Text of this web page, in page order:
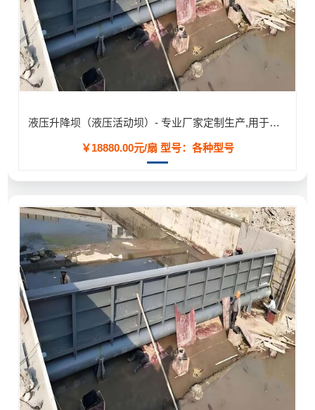
液压升降坝（液压活动坝）- 专业厂家定制生产,用于河道/防汛工程
￥18880.00元/扇 型号：各种型号